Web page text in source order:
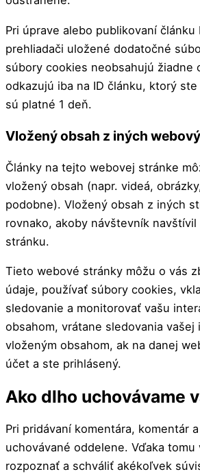
Pri úprave alebo publikovaní článku
prehliadači uložené dodatočné
súbory cookies neobsahujú žiadne
odkazujú iba na ID článku, ktorý
sú platné 1 deň.
Vložený obsah z iných
Články na tejto webovej stránke
vložený obsah (napr. videá,
podobne). Vložený obsah z iných
rovnako, akoby návštevník
stránku.
Tieto webové stránky môžu o vás
údaje, používať súbory cookies,
sledovanie a monitorovať vašu
obsahom, vrátane sledovania vašej
vloženým obsahom, ak na danej
účet a ste prihlásený.
Ako dlho uchovávame
Pri pridávaní komentára, komentár
uchovávané oddelene. Vďaka
rozpoznať a schváliť akékoľvek